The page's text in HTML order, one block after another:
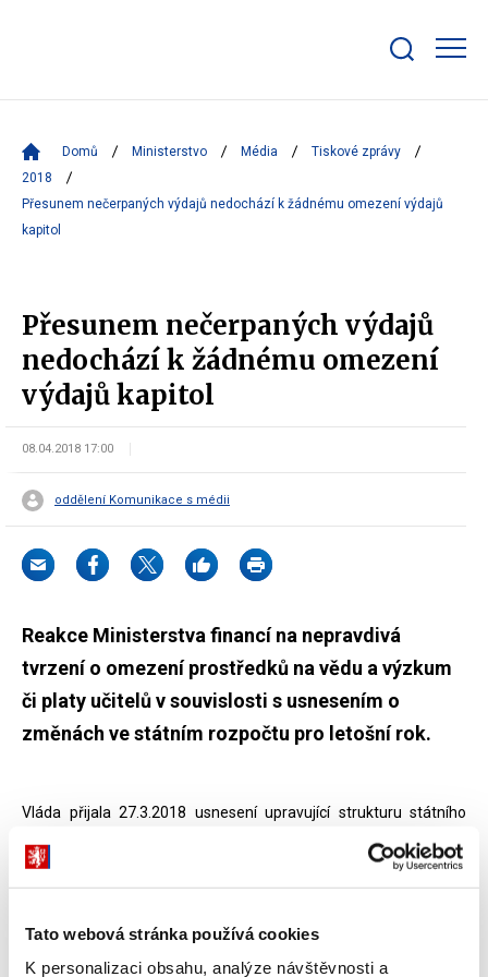
Tato webová stránka používá cookies
K personalizaci obsahu, analýze návštěvnosti a
bar
Domů Ministerstvo Média
Tiskové zprávy
2018
Přesunem nečerpaných výdajů nedochází k žádnému omezení výdajů
kapitol
Přesunem nečerpaných výdajů
nedochází k žádnému omezení
výdajů kapitol
08.04.2018 17:00
oddělení Komunikace s médii
Reakce Ministerstva financí na nepravdivá
tvrzení o omezení prostředků na vědu a výzkum
či platy učitelů v souvislosti s usnesením o
změnách ve státním rozpočtu pro letošní rok.
Vláda přijala 27.3.2018 usnesení upravující strukturu státního
rozpočtu na letošní rok, které umožní financování aktuálních
vládních priorit z nečerpaných prostředků jednotlivých kapitol. Na
priority, jako je zmírnění škod způsobených suchem a mrazem
slev na jízdné pro studenty a seniory (3,26 mld. Kč), budou
využity prostředky, které jednotlivé kapitoly v letošním roce